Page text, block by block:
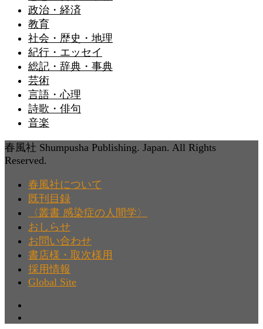
政治・経済
教育
社会・歴史・地理
紀行・エッセイ
総記・辞典・事典
芸術
言語・心理
詩歌・俳句
音楽
春風社 Shumpusha Publishing. Japan. All Rights
Reserved.
春風社について
既刊目録
〈叢書 感染症の人間学〉
おしらせ
お問い合わせ
書店様・取次様用
採用情報
Global Site